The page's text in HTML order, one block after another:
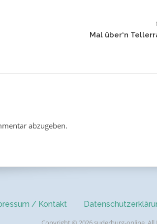
Mal über‘n
abzugeben.
/ Kontakt